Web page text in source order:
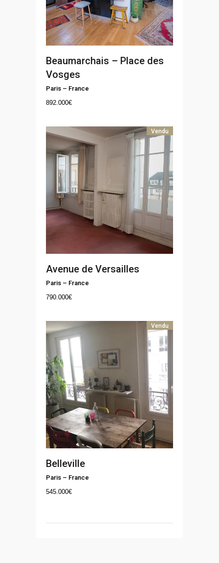
Beaumarchais – Place des
Vosges
Paris – France
892.000€
Vendu
Avenue de Versailles
Paris – France
790.000€
Vendu
Belleville
Paris – France
545.000€